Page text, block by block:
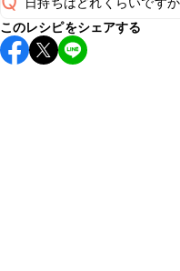
A
保存期間は冷蔵で当日中
し上がりください。
このレシピをシェアする